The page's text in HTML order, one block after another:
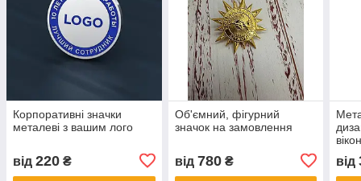
Корпоративні значки
металеві з вашим лого
від 220 ₴
Об'ємний, фігурний
значок на замовлення
від 780₴ від